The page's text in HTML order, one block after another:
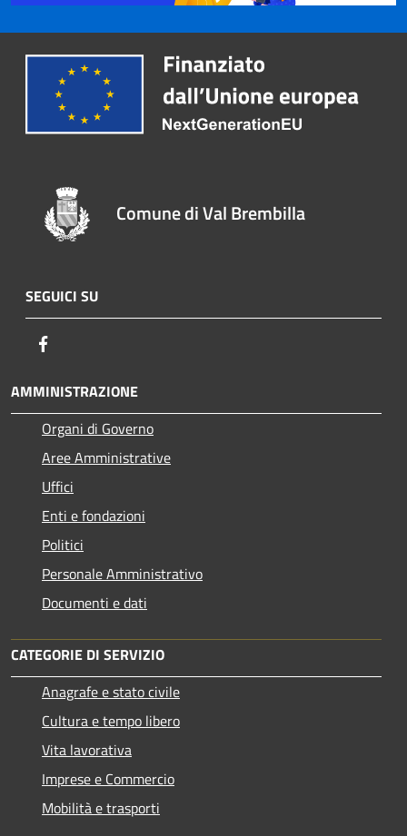
Comune di Val Brembilla
SEGUICI SU
AMMINISTRAZIONE
Organi di Governo
Aree Amministrative
Uffici
Enti e fondazioni
Politici
Personale Amministrativo
Documenti e dati
CATEGORIE DI SERVIZIO
Anagrafe e stato civile
Cultura e tempo libero
Vita lavorativa
Imprese e Commercio
Mobilità e trasporti